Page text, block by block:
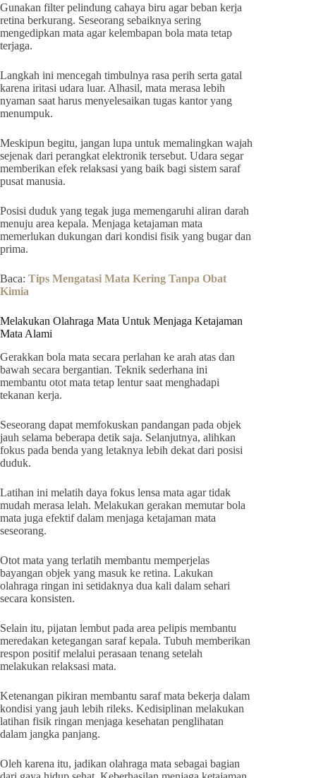
Gunakan filter pelindung cahaya biru agar beban kerja
retina berkurang. Seseorang sebaiknya sering
mengedipkan mata agar kelembapan bola mata tetap
terjaga.
Langkah ini mencegah timbulnya rasa perih serta gatal
karena iritasi udara luar. Alhasil, mata merasa lebih
nyaman saat harus menyelesaikan tugas kantor yang
menumpuk.
Meskipun begitu, jangan lupa untuk memalingkan wajah
sejenak dari perangkat elektronik tersebut. Udara segar
memberikan efek relaksasi yang baik bagi sistem saraf
pusat manusia.
Posisi duduk yang tegak juga memengaruhi aliran darah
menuju area kepala. Menjaga ketajaman mata
memerlukan dukungan dari kondisi fisik yang bugar dan
prima.
Baca: Tips Mengatasi Mata Kering Tanpa Obat
Kimia
Melakukan Olahraga Mata Untuk Menjaga Ketajaman
Mata Alami
Gerakkan bola mata secara perlahan ke arah atas dan
bawah secara bergantian. Teknik sederhana ini
membantu otot mata tetap lentur saat menghadapi
tekanan kerja.
Seseorang dapat memfokuskan pandangan pada objek
jauh selama beberapa detik saja. Selanjutnya, alihkan
fokus pada benda yang letaknya lebih dekat dari posisi
duduk.
Latihan ini melatih daya fokus lensa mata agar tidak
mudah merasa lelah. Melakukan gerakan memutar bola
mata juga efektif dalam menjaga ketajaman mata
seseorang.
Otot mata yang terlatih membantu memperjelas
bayangan objek yang masuk ke retina. Lakukan
olahraga ringan ini setidaknya dua kali dalam sehari
secara konsisten.
Selain itu, pijatan lembut pada area pelipis membantu
meredakan ketegangan saraf kepala. Tubuh memberikan
respon positif melalui perasaan tenang setelah
melakukan relaksasi mata.
Ketenangan pikiran membantu saraf mata bekerja dalam
kondisi yang jauh lebih rileks. Kedisiplinan melakukan
latihan fisik ringan menjaga kesehatan penglihatan
dalam jangka panjang.
Oleh karena itu, jadikan olahraga mata sebagai bagian